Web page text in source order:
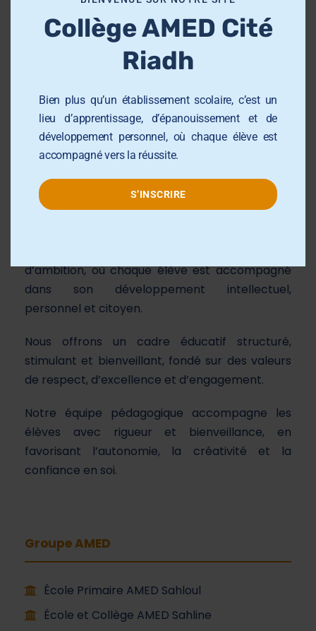
À propos de nous
Le Collège AMED Riadhest bien plus qu’un
d’ambition, où chaque élève est accompagné
dans son développement intellectuel,
personnel et citoyen.
Nous offrons un cadre éducatif structuré,
stimulant et bienveillant, fondé sur des valeurs
de respect, d’excellence et d’engagement.
Notre équipe pédagogique accompagne les
élèves avec rigueur et bienveillance, en
favorisant l’autonomie, la créativité et la
confiance en soi.
Groupe AMED
École Primaire AMED Sahloul
École et Collège AMED Sahline
Collège AMED Cité
Riadh
Bien plus qu’un établissement scolaire, c’est un
lieu d’apprentissage, d’épanouissement et de
développement personnel, où chaque élève est
accompagné vers la réussite.
S’INSCRIRE